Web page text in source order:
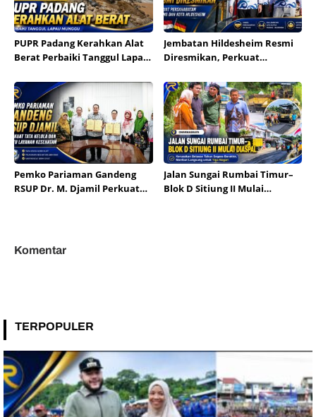
PUPR Padang Kerahkan Alat
Berat Perbaiki Tanggul Lapau
Jembatan Hildesheim Resmi
Diresmikan, Perkuat
Kota Hildesheim
Pemko Pariaman Gandeng
RSUP Dr. M. Djamil Perkuat
Jalan Sungai Rumbai Timur–
Blok D Sitiung II Mulai
Komentar
TERPOPULER